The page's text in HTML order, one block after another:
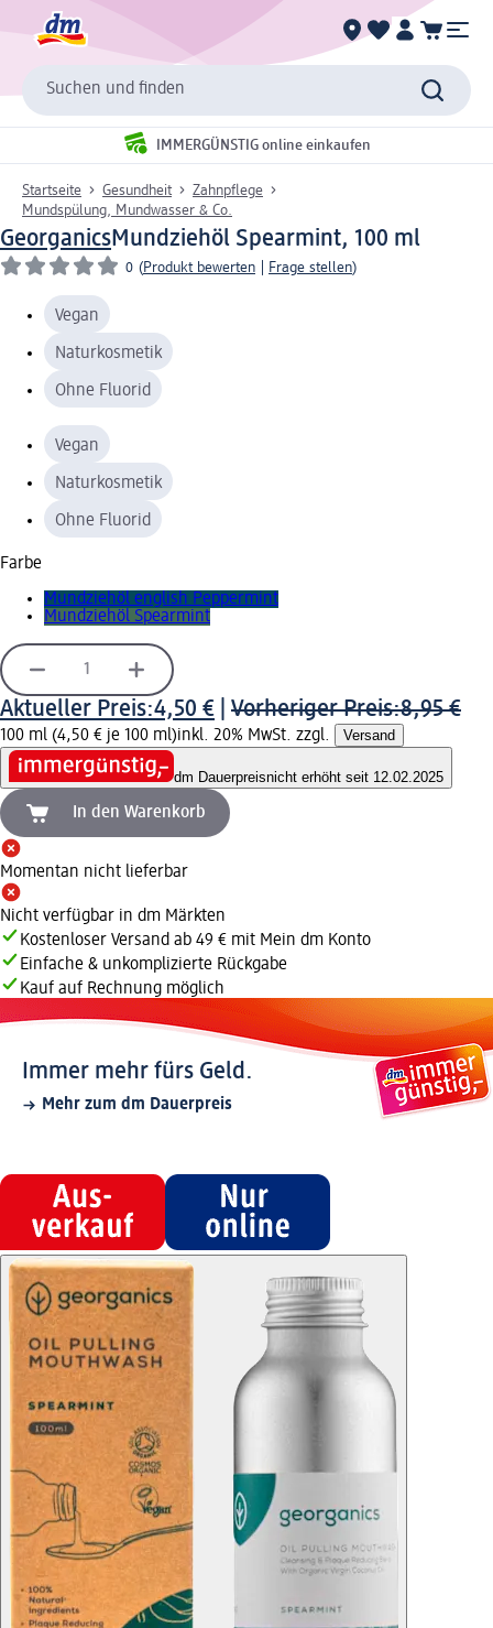
Suchen und finden
IMMERGÜNSTIG online einkaufen
Startseite Gesundheit
Zahnpflege
Mundspülung, Mundwasser & Co.
GeorganicsMundziehöl Spearmint, 100 ml
0 (Produkt bewerten Frage stellen)
Vegan
Naturkosmetik
Ohne Fluorid
Vegan
Naturkosmetik
Ohne Fluorid
Farbe
Mundziehöl english Peppermint
Mundziehöl Spearmint
Aktueller Preis:4,50 € Vorheriger Preis:8,95 €
100 ml (4,50 € je 100 ml)inkl. 20% MwSt. zzgl. Versand
dm Dauerpreisnicht erhöht seit 12.02.2025
In den Warenkorb
Momentan nicht lieferbar
Nicht verfügbar in dm Märkten
Kostenloser Versand ab 49 € mit Mein dm Konto
Einfache & unkomplizierte Rückgabe
Kauf auf Rechnung möglich
Immer mehr fürs Geld.
Mehr zum dm Dauerpreis